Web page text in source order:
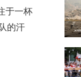
于一杯
的汗